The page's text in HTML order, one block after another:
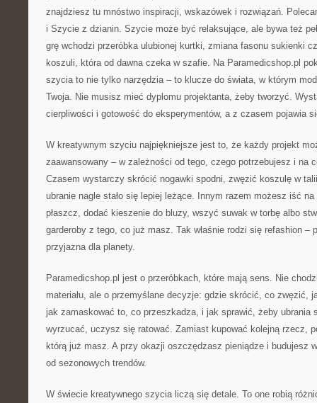
znajdziesz tu mnóstwo inspiracji, wskazówek i rozwiązań.
i Szycie z dzianin. Szycie może być relaksujące, ale bywa też
grę wchodzi przeróbka ulubionej kurtki, zmiana fasonu sukienki
koszuli, która od dawna czeka w szafie. Na Paramedicshop.pl
szycia to nie tylko narzędzia – to klucze do świata, w którym
Twoja. Nie musisz mieć dyplomu projektanta, żeby tworzyć.
cierpliwości i gotowość do eksperymentów, a z czasem pojawia
W kreatywnym szyciu najpiękniejsze jest to, że każdy projekt
zaawansowany – w zależności od tego, czego potrzebujesz i na
Czasem wystarczy skrócić nogawki spodni, zwęzić koszulę w
ubranie nagle stało się lepiej leżące. Innym razem możesz iść na
płaszcz, dodać kieszenie do bluzy, wszyć suwak w torbę albo
garderoby z tego, co już masz. Tak właśnie rodzi się refashion –
przyjazna dla planety.
Paramedicshop.pl jest o przeróbkach, które mają sens. Nie
materiału, ale o przemyślane decyzje: gdzie skrócić, co zwęzić,
jak zamaskować to, co przeszkadza, i jak sprawić, żeby ubrania
wyrzucać, uczysz się ratować. Zamiast kupować kolejną rzecz,
którą już masz. A przy okazji oszczędzasz pieniądze i budujesz
od sezonowych trendów.
W świecie kreatywnego szycia liczą się detale. To one robią